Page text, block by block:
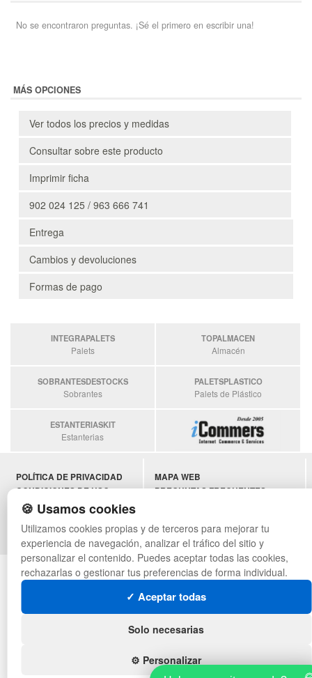
No se encontraron preguntas. ¡Sé el primero en escribir una!
MÁS OPCIONES
Ver todos los precios y medidas
Consultar sobre este producto
Imprimir ficha
902 024 125 / 963 666 741
Entrega
Cambios y devoluciones
Formas de pago
INTEGRAPALETS
Palets
TOPALMACEN
Almacén
SOBRANTESDESTOCKS
Sobrantes
PALETSPLASTICO
Palets de Plástico
ESTANTERIASKIT
Estanterias
POLÍTICA DE PRIVACIDAD
CONDICIONES DE USO
CAMBIOS Y DEVOLUCIONES
QUIENES SOMOS
MAPA WEB
PREGUNTAS FRECUENTES
© asistentecompras.com - Todos los derechos reservados
🍪 Usamos cookies
Utilizamos cookies propias y de terceros para mejorar tu
experiencia de navegación, analizar el tráfico del sitio y
personalizar el contenido. Puedes aceptar todas las cookies,
rechazarlas o gestionar tus preferencias de forma individual.
✓ Aceptar todas
Solo necesarias
⚙️ Personalizar